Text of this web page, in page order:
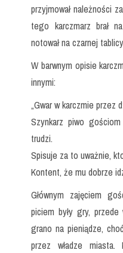
przyjmował należności
tego karczmarz brał
notował na czarnej
W barwnym opisie
innymi:
„Gwar w karczmie przez
Szynkarz piwo
trudzi.
Spisuje za to uważnie,
Kontent, że mu dobrze
Głównym zajęciem
piciem były gry,
grano na pieniądze,
przez władze miasta.